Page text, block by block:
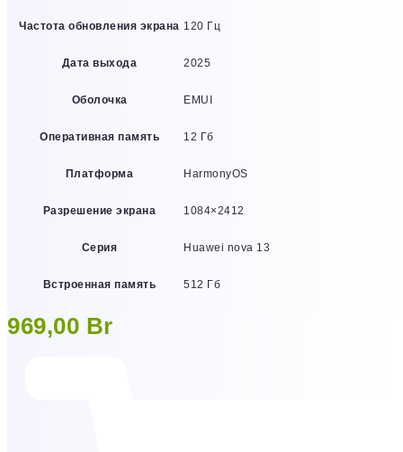
Частота обновления экрана 120 Гц
Дата выхода 2025
Оболочка EMUI
Оперативная память 12 Гб
Платформа HarmonyOS
Разрешение экрана 1084×2412
Серия Huawei nova 13
Встроенная память 512 Гб
969,00 Br